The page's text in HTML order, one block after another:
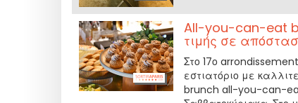
All-you-can-eat
τιμής σε
Στο 17ο
εστιατόριο με
brunch all-you-can-eat